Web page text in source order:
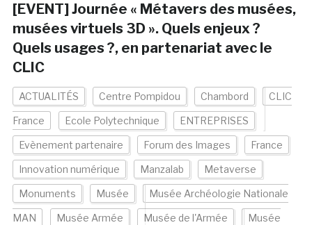
[EVENT] Journée « Métavers des musées,
musées virtuels 3D ». Quels enjeux ?
Quels usages ?, en partenariat avec le
CLIC
ACTUALITÉS Centre Pompidou Chambord CLIC
France Ecole Polytechnique ENTREPRISES
Evènement partenaire Forum des Images France
Innovation numérique Manzalab Metaverse
Monuments Musée Musée Archéologie Nationale
MAN Musée Armée Musée de l'Armée Musée